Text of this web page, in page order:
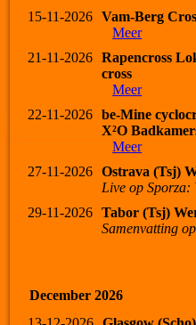
15-11-2026
Vam-Berg
Meer
21-11-2026
Rapencross
cross
Meer
22-11-2026
be-Mine
X²O
Meer
27-11-2026
Ostrava (Tsj)
Live op Sporza:
29-11-2026
Tabor (Tsj)
Samenvatting
December 2026